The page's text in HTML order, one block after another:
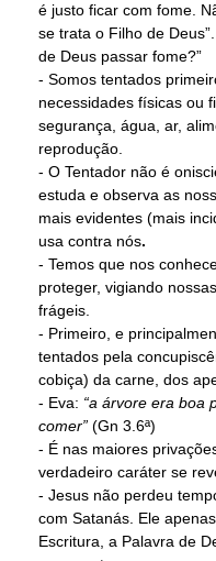
é justo ficar com fome.
se trata o Filho de
de Deus passar fome?”
- Somos tentados
necessidades físicas ou
segurança, água, ar,
reprodução.
- O Tentador não é
estuda e observa as
mais evidentes (mais
usa contra nós.
- Temos que nos
proteger, vigiando
frágeis.
- Primeiro, e
tentados pela
cobiça) da carne, dos
- Eva: “a árvore era boa
comer” (Gn 3.6ª)
- É nas maiores
verdadeiro caráter se
- Jesus não perdeu
com Satanás. Ele
Escritura, a Palavra de